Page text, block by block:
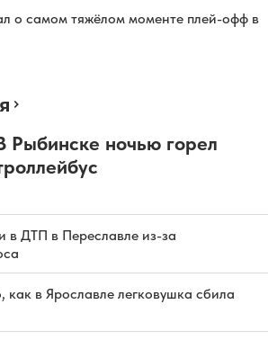
о самом тяжёлом моменте плей-офф в
Рыбинске ночью горел
в ДТП в Переславле из-за
в Ярославле легковушка сбила